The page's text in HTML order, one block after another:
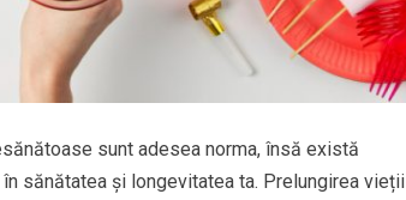
sunt adesea norma, însă există
sănătatea și longevitatea ta. Prelungirea vieții